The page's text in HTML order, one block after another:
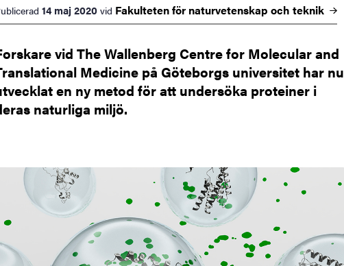
14 maj 2020 vid Fakulteten för naturvetenskap och teknik
vid The Wallenberg Centre for Molecular and
Medicine på Göteborgs universitet har nu
en ny metod för att undersöka proteiner i
naturliga miljö.